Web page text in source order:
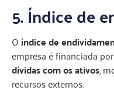
5. Índice de
O índice de
empresa é financiada
dívidas com os ativos,
recursos externos.